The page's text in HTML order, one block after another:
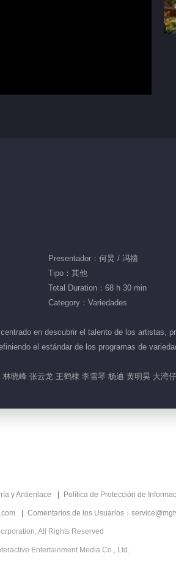
Presentador：何炅 / 冯禧
Tipo：其他
Total Duration：68 h 30 min
Category：Variedades
en descubrir el talento de los artistas,
el estándar de los programas de
晓峰 张云龙 王鹤棣 李雪琴 杨迪 黄明昊 大湾仔
y Antienlace Política de Protección de
Comentarios de los Usuarios：
All Rights Reserved
Entertainment Media Co., Ltd.